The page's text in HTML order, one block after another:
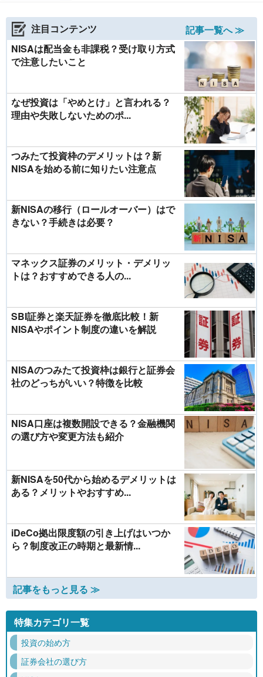
注目コンテンツ
記事一覧へ ≫
NISAは配当金も非課税？受け取り方式
で注意したいこと
なぜ投資は「やめとけ」と言われる？
理由や失敗しないためのポ...
つみたて投資枠のデメリットは？新
NISAを始める前に知りたい注意点
新NISAの移行（ロールオーバー）はで
きない？手続きは必要？
マネックス証券のメリット・デメリッ
トは？おすすめできる人の...
SBI証券と楽天証券を徹底比較！新
NISAやポイント制度の違いを解説
NISAのつみたて投資枠は銀行と証券会
社のどっちがいい？特徴を比較
NISA口座は複数開設できる？金融機関
の選び方や変更方法も紹介
新NISAを50代から始めるデメリットは
ある？メリットやおすすめ...
iDeCo拠出限度額の引き上げはいつか
ら？制度改正の時期と最新情...
記事をもっと見る ≫
特集カテゴリ一覧
投資の始め方
証券会社の選び方